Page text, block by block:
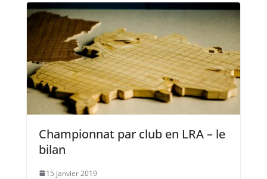
Championnat par club en LRA – le
bilan
15 janvier 2019